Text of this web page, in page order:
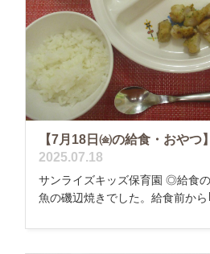
【7月18日㈮の給食・おやつ】
2025.07.18
サンライズキッズ保育園 ◎給食の
魚の磯辺焼きでした。給食前か